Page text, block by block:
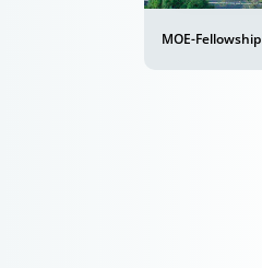
MOE-Fellowship